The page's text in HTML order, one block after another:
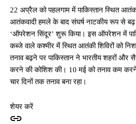
22 अप्रैल को पहलगाम में पाकिस्तान स्थित
आतंकवादी हमले के बाद संघर्ष नाटकीय रूप से
‘ऑपरेशन सिंदूर’ शुरू किया। इस ऑपरेशन में
कब्जे वाले कश्मीर में स्थित आतंकी शिविरों को
तनाव बढ़ने पर पाकिस्तान ने भारतीय शहरों और
करने की कोशिश की। 10 मई को तनाव कम
चार दिनों तक तनाव बना रहा।
शेयर करें